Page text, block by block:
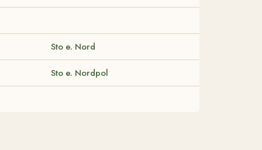
Sto e. Nord
Sto e. Nordpol